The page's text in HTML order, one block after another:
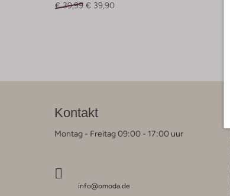
€ 39,99 € 39,90
Kontakt
Montag - Freitag 09:00 - 17:00 uur
info@omoda.de